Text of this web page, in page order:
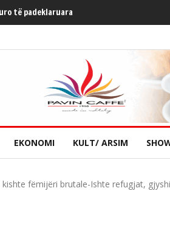
të padeklaruara
EKONOMI KULT/ ARSIM
fëmijëri brutale-Ishte refugjat,